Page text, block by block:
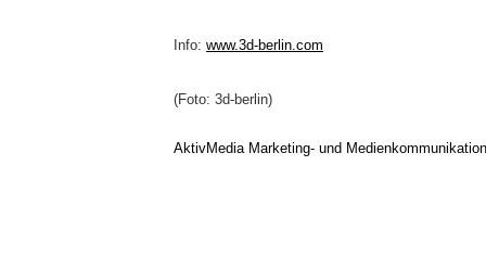
Info: www.3d-berlin.com
(Foto: 3d-berlin)
AktivMedia Marketing- und